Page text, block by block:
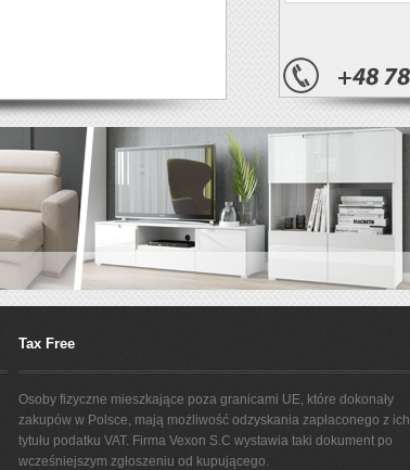
Tax Free
Osoby fizyczne mieszkające poza granicami UE, które dokonały
zakupów w Polsce, mają możliwość odzyskania zapłaconego z ich
tytułu podatku VAT. Firma Vexon S.C wystawia taki dokument po
wcześniejszym zgłoszeniu od kupującego.